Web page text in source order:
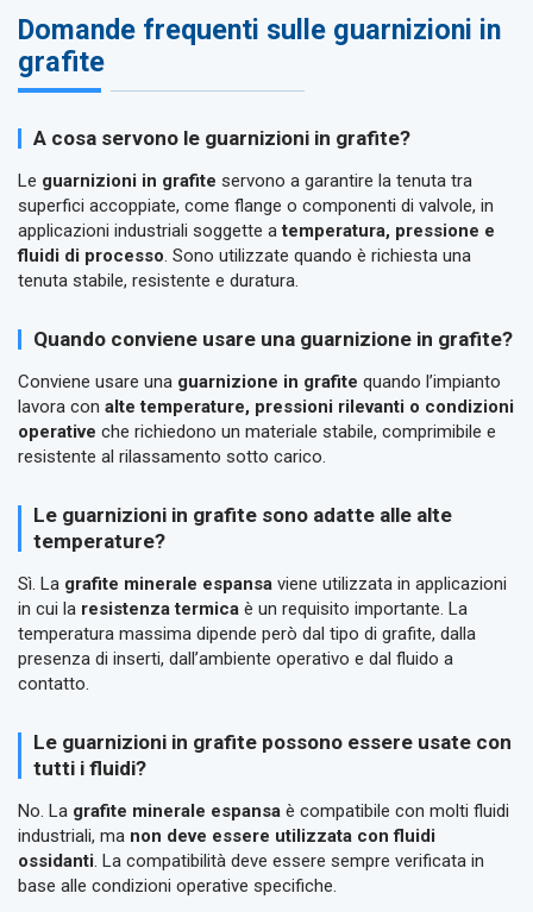
Domande frequenti sulle guarnizioni in
grafite
A cosa servono le guarnizioni in grafite?
Le guarnizioni in grafite servono a garantire la tenuta tra
superfici accoppiate, come flange o componenti di valvole, in
applicazioni industriali soggette atemperatura, pressione e
fluidi di processo. Sono utilizzate quando è richiesta una
tenuta stabile, resistente e duratura.
Quando conviene usare una guarnizione in grafite?
Conviene usare una guarnizione in grafite quando l’impianto
lavora con alte temperature, pressioni rilevanti o condizioni
operative che richiedono un materiale stabile, comprimibile e
resistente al rilassamento sotto carico.
Le guarnizioni in grafite sono adatte alle alte
temperature?
Sì. La grafite minerale espansa viene utilizzata in applicazioni
in cui la resistenza termica è un requisito importante. La
temperatura massima dipende però dal tipo di grafite, dalla
presenza di inserti, dall’ambiente operativo e dal fluido a
contatto.
Le guarnizioni in grafite possono essere usate con
tutti i fluidi?
No. La grafite minerale espansa è compatibile con molti fluidi
industriali, ma non deve essere utilizzata con fluidi
ossidanti. La compatibilità deve essere sempre verificata in
base alle condizioni operative specifiche.